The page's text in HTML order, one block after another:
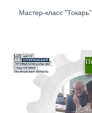
Мастер-класс "Токарь"